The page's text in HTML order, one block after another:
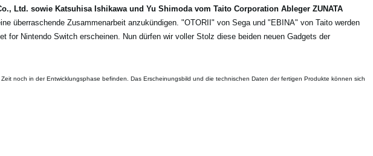
Ltd. sowie Katsuhisa Ishikawa und Yu Shimoda vom Taito Corporation Ableger ZUNATA
überraschende Zusammenarbeit anzukündigen. "OTORII" von Sega und "EBINA" von Taito werden
for Nintendo Switch erscheinen. Nun dürfen wir voller Stolz diese beiden neuen Gadgets der
noch in der Entwicklungsphase befinden. Das Erscheinungsbild und die technischen Daten der fertigen Produkte können sich